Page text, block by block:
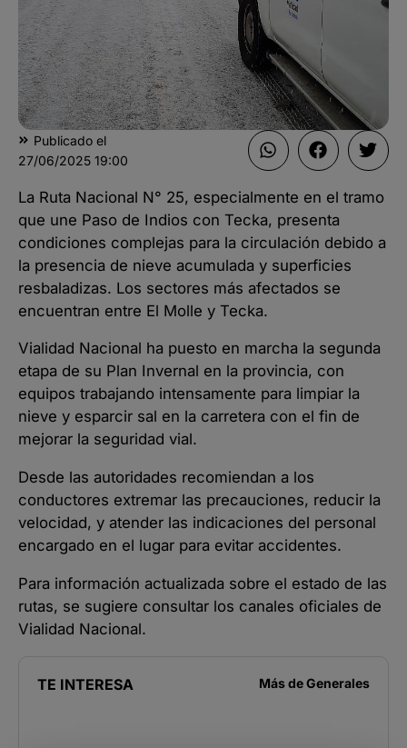
Publicado el
27/06/2025 19:00
La Ruta Nacional N° 25, especialmente en el tramo
que une Paso de Indios con Tecka, presenta
condiciones complejas para la circulación debido a
la presencia de nieve acumulada y superficies
resbaladizas. Los sectores más afectados se
encuentran entre El Molle y Tecka.
Vialidad Nacional ha puesto en marcha la segunda
etapa de su Plan Invernal en la provincia, con
equipos trabajando intensamente para limpiar la
nieve y esparcir sal en la carretera con el fin de
mejorar la seguridad vial.
Desde las autoridades recomiendan a los
conductores extremar las precauciones, reducir la
velocidad, y atender las indicaciones del personal
encargado en el lugar para evitar accidentes.
Para información actualizada sobre el estado de las
rutas, se sugiere consultar los canales oficiales de
Vialidad Nacional.
TE INTERESA Más deGenerales